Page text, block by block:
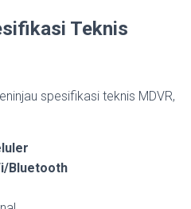
Teknis
spesifikasi teknis MDVR,
Bluetooth